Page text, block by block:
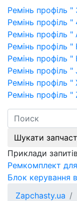
Ремінь профіль "
Ремінь профіль "
Ремінь профіль "
Ремінь профіль "
Ремінь профіль "
Ремінь профіль "
Ремінь профіль "
Ремінь профіль "
Шукати
Приклади
Ремкомплект
Блок керування
Zapchasty.ua